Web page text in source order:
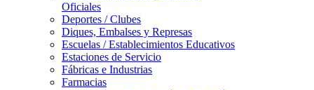
Oficiales
Deportes / Clubes
Diques, Embalses y Represas
Escuelas / Establecimientos Educativos
Estaciones de Servicio
Fábricas e Industrias
Farmacias